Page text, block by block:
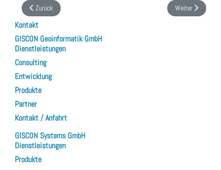
Vorheriger Beitrag: Digitalisierung geologischer und bodenkundlicher
Zurück Nächster Beitrag:
Weiter
Kontakt
GISCON Geoinformatik GmbH
Dienstleistungen
Consulting
Entwicklung
Produkte
Partner
Kontakt / Anfahrt
GISCON Systems GmbH
Dienstleistungen
Produkte